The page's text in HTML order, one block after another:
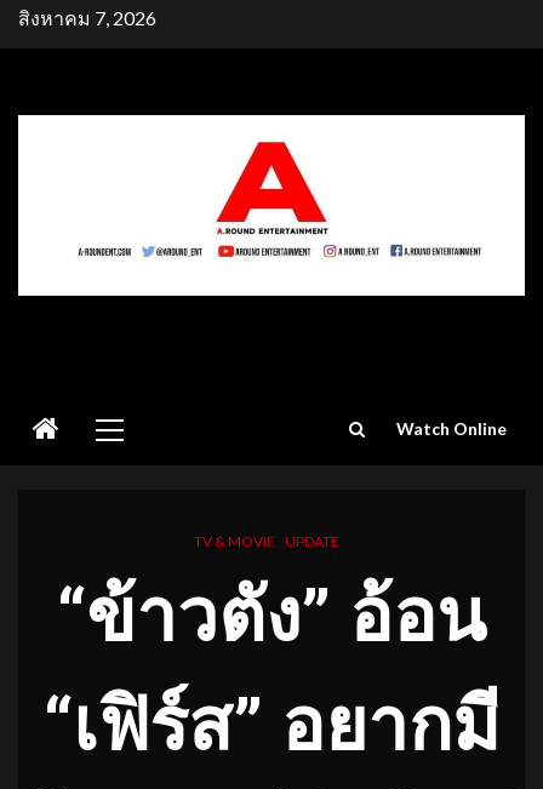
Skipสิงหาคม 7, 2026
Menu
Watch Online
TV & MOVIE UPDATE
“ข้าวตัง” อ้อน
“เฟิร์ส” อยากมี